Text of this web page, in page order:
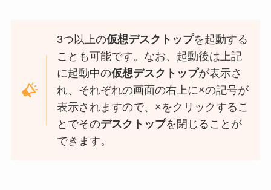
3つ以上の仮想デスクトップを起動する
ことも可能です。なお、起動後は上記
に起動中の仮想デスクトップが表示さ
れ、それぞれの画面の右上に×の記号が
表示されますので、×をクリックするこ
とでそのデスクトップを閉じることが
できます。